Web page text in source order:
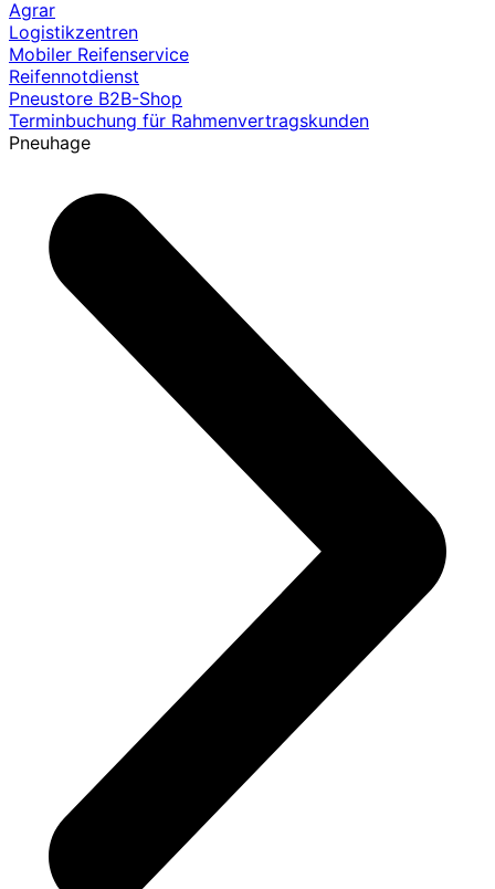
Agrar
Logistikzentren
Mobiler Reifenservice
Reifennotdienst
Pneustore B2B-Shop
Terminbuchung für Rahmenvertragskunden
Pneuhage